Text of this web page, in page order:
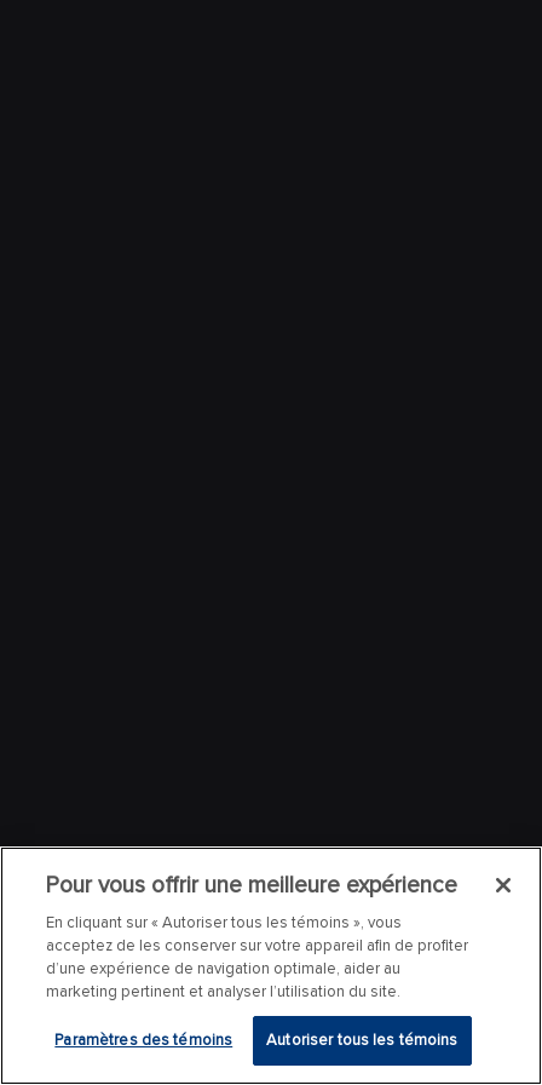
Pour vous offrir une meilleure expérience
En cliquant sur « Autoriser tous les témoins », vous
acceptez de les conserver sur votre appareil afin de profiter
d’une expérience de navigation optimale, aider au
marketing pertinent et analyser l’utilisation du site.
Paramètres des témoins Autoriser tous les témoins